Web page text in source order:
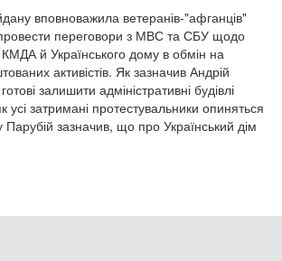
вповноважила ветеранів-"афганців"
переговори з МВС та СБУ щодо
КМДА й Українського дому в обмін на
активістів. Як зазначив Андрій
залишити адміністративні будівлі
усі затримані протестувальники опиняться
зазначив, що про Український дім